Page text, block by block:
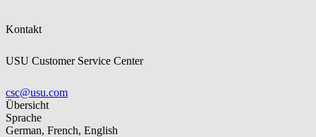
Kontakt
USU Customer Service Center
csc@usu.com
Übersicht
Sprache
German, French, English